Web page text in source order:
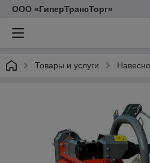
ООО «ГиперТрансТорг»
Товары и услуги